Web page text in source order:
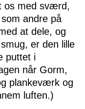
os med sværd,
andre på
at dele, og
er den lille
puttet i
når Gorm,
plankeværk og
luften.)